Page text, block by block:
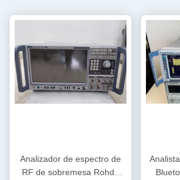
Analizador de espectro de
RF de sobremesa Rohde